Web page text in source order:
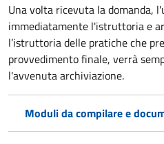
Una volta ricevuta la domanda,
immediatamente l'istruttoria e
l’istruttoria delle pratiche che
provvedimento finale, verrà
l'avvenuta archiviazione.
Moduli da compilare e